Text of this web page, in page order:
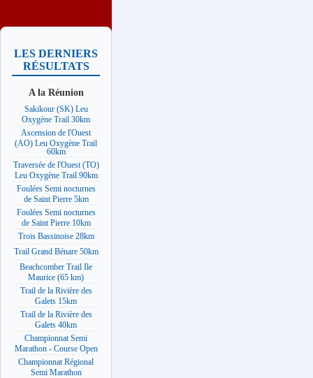
LES DERNIERS
RÉSULTATS
A la Réunion
Sakikour (SK) Leu
Oxygène Trail 30km
Ascension de l'Ouest
(AO) Leu Oxygène Trail
60km
Traversée de l'Ouest (TO)
Leu Oxygène Trail 90km
Foulées Semi nocturnes
de Saint Pierre 5km
Foulées Semi nocturnes
de Saint Pierre 10km
Trois Bassinoise 28km
Trail Grand Bénare 50km
Beachcomber Trail Ile
Maurice (65 km)
Trail de la Rivière des
Galets 15km
Trail de la Rivière des
Galets 40km
Championnat Semi
Marathon - Course Open
Championnat Régional
Semi Marathon